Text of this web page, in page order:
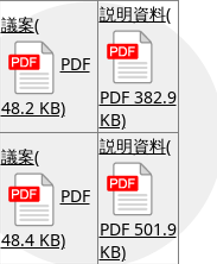
議案(
PDF
48.2 KB)
説明資料(
PDF 382.9
KB)
議案(
PDF
48.4 KB)
説明資料(
PDF 501.9
KB)